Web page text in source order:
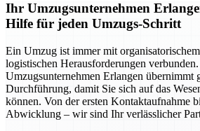
Ihr Umzugsunternehmen
Hilfe für jeden Umzugs-Schritt
Ein Umzug ist immer mit
logistischen Herausforderungen
Umzugsunternehmen Erlangen übernimmt
Durchführung, damit Sie sich auf das
können. Von der ersten Kontaktaufnahme
Abwicklung – wir sind Ihr verlässlicher